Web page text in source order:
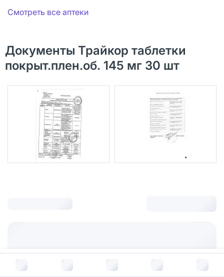
Смотреть все аптеки
Документы Трайкор таблетки
покрыт.плен.об. 145 мг 30 шт